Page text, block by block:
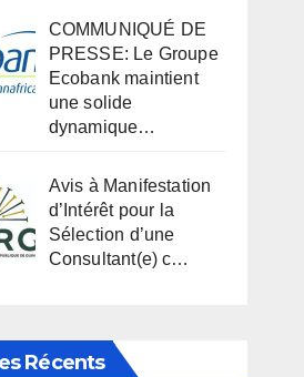
COMMUNIQUÉ DE
PRESSE: Le Groupe
Ecobank maintient
une solide
dynamique…
Avis à Manifestation
d’Intérêt pour la
Sélection d’une
Consultant(e) c…
Récents